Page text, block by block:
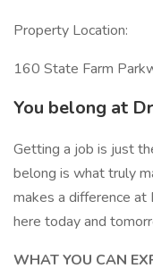
Property Location:
160 State Farm
You belong at
Getting a job is just
belong is what truly
makes a difference at
here today and
WHAT YOU CAN